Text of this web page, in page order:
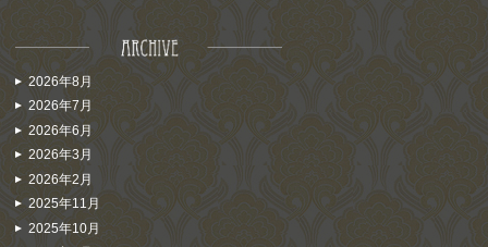
2026年8月
2026年7月
2026年6月
2026年3月
2026年2月
2025年11月
2025年10月